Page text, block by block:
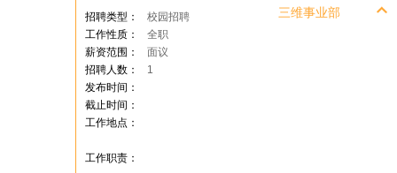
三维事业部
招聘类型：
校园招聘
工作性质：
全职
薪资范围：
面议
招聘人数：
1
发布时间：
截止时间：
工作地点：
工作职责：